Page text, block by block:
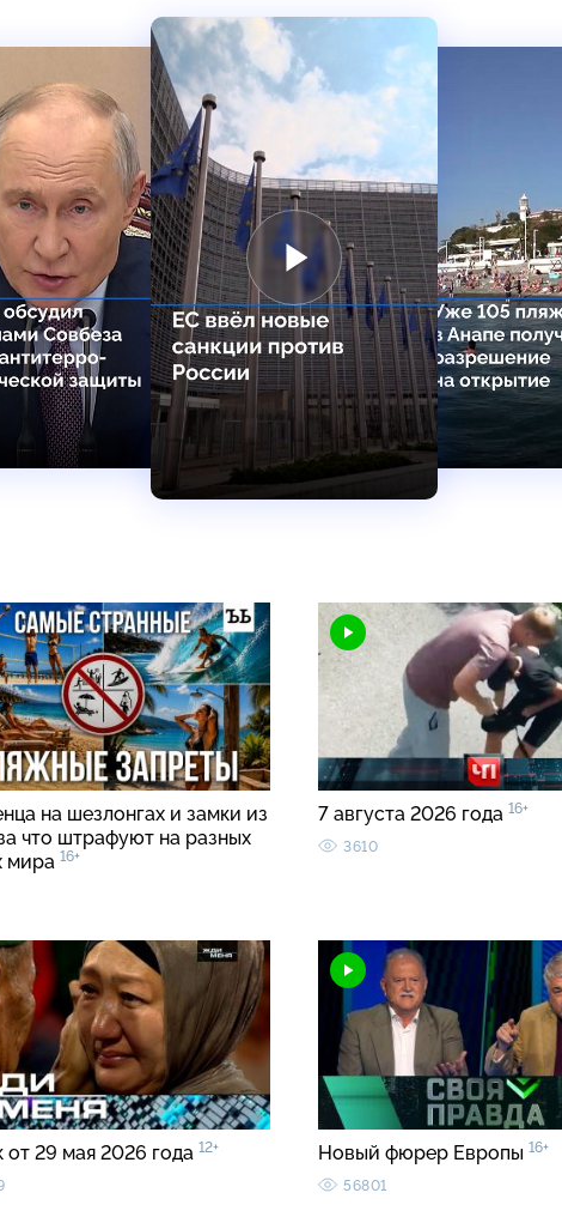
на шезлонгах и замки из
что штрафуют на разных
мира 16+
7 августа 2026 года 16+
3610
от 29 мая 2026 года 12+ Новый фюрер Европы 16+
56801